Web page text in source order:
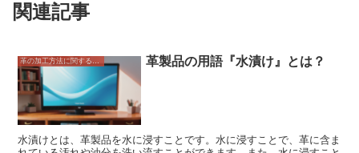
関連記事
革製品の用語『水漬け』とは？
水漬けとは、革製品を水に浸すことです。水に浸すことで、革に含ま